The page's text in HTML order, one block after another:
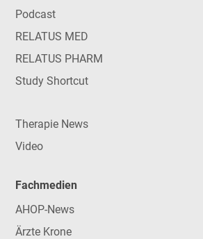
Podcast
RELATUS MED
RELATUS PHARM
Study Shortcut
Therapie News
Video
Fachmedien
AHOP-News
Ärzte Krone